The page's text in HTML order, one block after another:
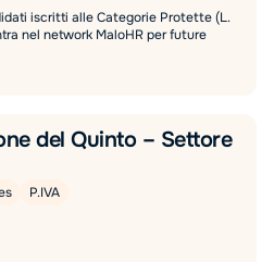
iscritti alle Categorie Protette (L.
nel network MaloHR per future
del Quinto – Settore
P.IVA